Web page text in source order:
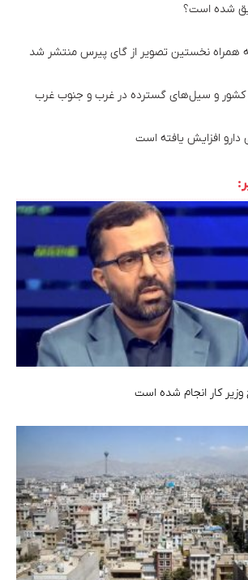
شده است؟
کشور و سیل‌های گسترده در غرب و جنوب غرب
دارو افزایش یافته است
وزیر کار انجام شده است